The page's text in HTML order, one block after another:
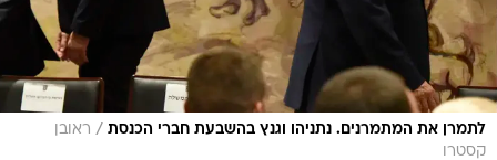
לתמרן את המתמרנים. נתניהו וגנץ בהשבעת חברי הכנסת / ראובן
קסטרו